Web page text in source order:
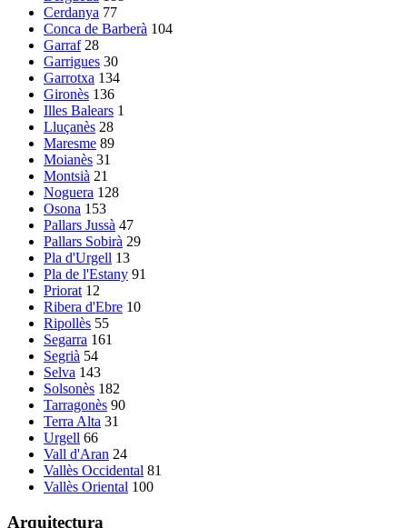
Cerdanya 77
Conca de Barberà 104
Garraf 28
Garrigues 30
Garrotxa 134
Gironès 136
Illes Balears 1
Lluçanès 28
Maresme 89
Moianès 31
Montsià 21
Noguera 128
Osona 153
Pallars Jussà 47
Pallars Sobirà 29
Pla d'Urgell 13
Pla de l'Estany 91
Priorat 12
Ribera d'Ebre 10
Ripollès 55
Segarra 161
Segrià 54
Selva 143
Solsonès 182
Tarragonès 90
Terra Alta 31
Urgell 66
Vall d'Aran 24
Vallès Occidental 81
Vallès Oriental 100
Arquitectura